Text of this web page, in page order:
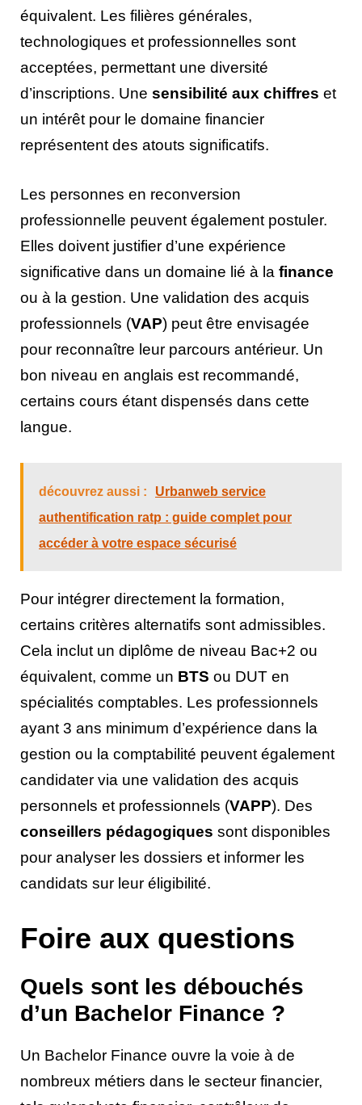
équivalent. Les filières générales,
technologiques et professionnelles sont
acceptées, permettant une diversité
d’inscriptions. Une sensibilité aux chiffres et
un intérêt pour le domaine financier
représentent des atouts significatifs.
Les personnes en reconversion
professionnelle peuvent également postuler.
Elles doivent justifier d’une expérience
significative dans un domaine lié à la finance
ou à la gestion. Une validation des acquis
professionnels (VAP) peut être envisagée
pour reconnaître leur parcours antérieur. Un
bon niveau en anglais est recommandé,
certains cours étant dispensés dans cette
langue.
découvrez aussi :
Urbanweb service
authentification ratp : guide complet pour
accéder à votre espace sécurisé
Pour intégrer directement la formation,
certains critères alternatifs sont admissibles.
Cela inclut un diplôme de niveau Bac+2 ou
équivalent, comme un BTS ou DUT en
spécialités comptables. Les professionnels
ayant 3 ans minimum d’expérience dans la
gestion ou la comptabilité peuvent également
candidater via une validation des acquis
personnels et professionnels (VAPP). Des
conseillers pédagogiques sont disponibles
pour analyser les dossiers et informer les
candidats sur leur éligibilité.
Foire aux questions
Quels sont les débouchés
d’un Bachelor Finance ?
Un Bachelor Finance ouvre la voie à de
nombreux métiers dans le secteur financier,